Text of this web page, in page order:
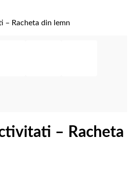
– Racheta din lemn
– Racheta